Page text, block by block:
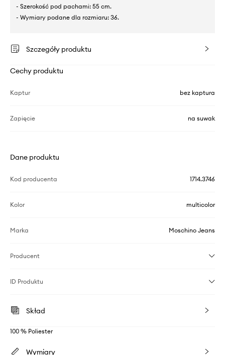
- Szerokość pod pachami: 55 cm.
- Wymiary podane dla rozmiaru: 36.
Szczegóły produktu
Cechy produktu
Kaptur bez kaptura
Zapięcie na suwak
Dane produktu
Kod producenta 1714.3746
Kolor multicolor
Marka Moschino Jeans
Producent
ID Produktu
Skład
100 % Poliester
Wymiary